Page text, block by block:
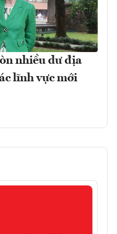
nhiều dư địa
lĩnh vực mới